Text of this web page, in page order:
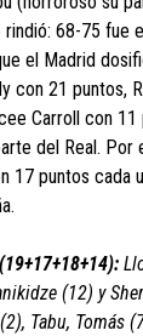
68-75 fue
el Madrid
con 21 puntos,
Carroll con 11
del Real. Por
17 puntos cada
(12) y
Tabu, Tomás